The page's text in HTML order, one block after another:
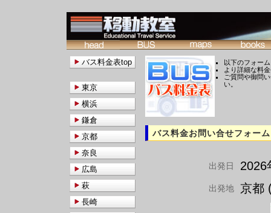
以下のフォー
より詳細な料
ご質問や御問
い。
バス料金お問い合せフォーム
出発日 2026
出発地 京都
バス料金表top
東京
横浜
鎌倉
京都
奈良
広島
萩
長崎